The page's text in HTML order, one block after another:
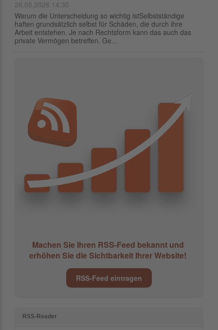
26.05.2026 14:30
Warum die Unterscheidung so wichtig istSelbstständige
haften grundsätzlich selbst für Schäden, die durch ihre
Arbeit entstehen. Je nach Rechtsform kann das auch das
private Vermögen betreffen. Ge...
Machen Sie Ihren RSS-Feed bekannt und
erhöhen Sie die Sichtbarkeit Ihrer Website!
RSS-Feed eintragen
RSS-Reader